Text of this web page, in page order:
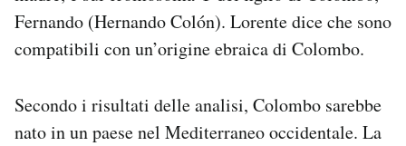
Fernando (Hernando Colón). Lorente dice che sono
compatibili con un’origine ebraica di Colombo.
Secondo i risultati delle analisi, Colombo sarebbe
nato in un paese nel Mediterraneo occidentale. La